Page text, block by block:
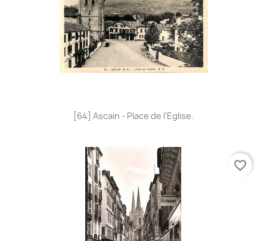
[64] Ascain - Place de l'Eglise.
favorite_border